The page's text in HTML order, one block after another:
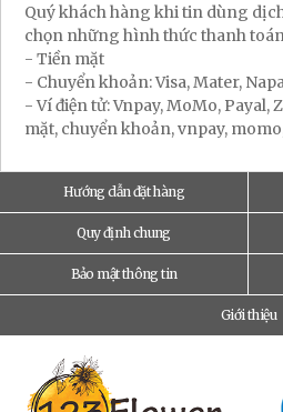
Quý khách hàng khi tin dùng
chọn những hình thức thanh
- Tiền mặt
- Chuyển khoản: Visa, Mater,
- Ví điện tử: Vnpay, MoMo, Payal,
mặt, chuyển khoản, vnpay,
Hướng dẫn đặt hàng
Quy định chung
Bảo mật thông tin
Giới thiệu